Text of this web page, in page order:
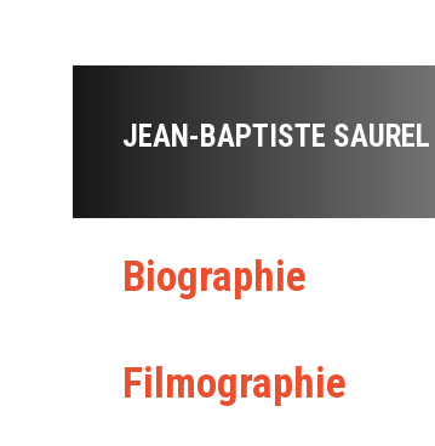
JEAN-BAPTISTE SAUREL
Biographie
Filmographie